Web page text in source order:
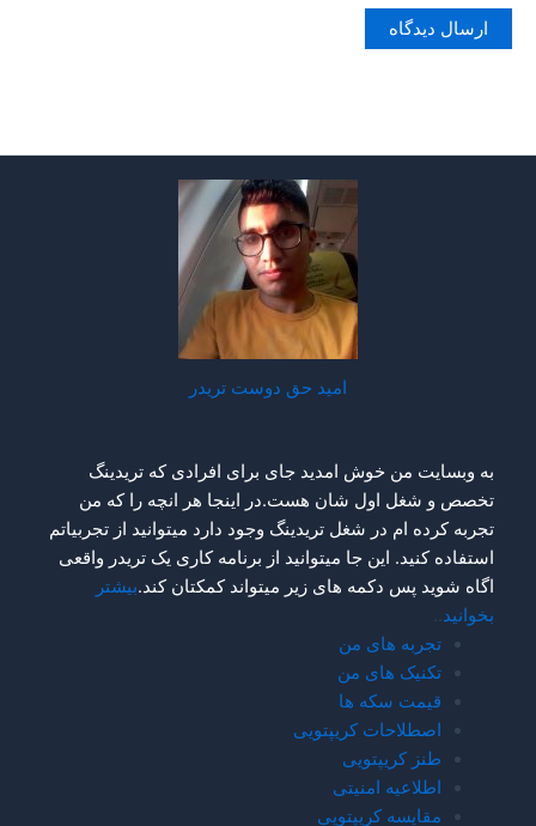
افرادی که تریدینگ
هر انچه را که من
دارد میتوانید از تجربیاتم
برنامه کاری یک تریدر واقعی
کمکتان کند.بیشتر